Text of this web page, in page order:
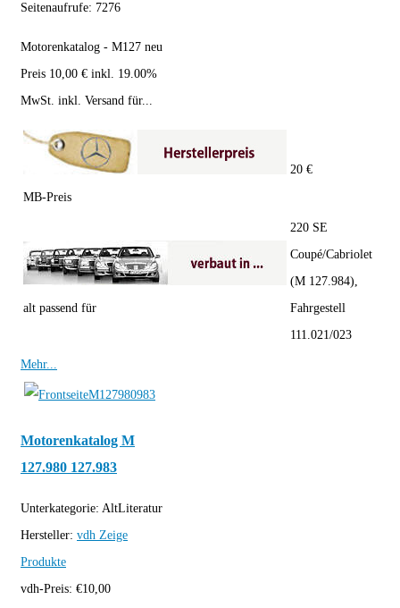
Seitenaufrufe: 7276
Motorenkatalog - M127 neu
Preis 10,00 € inkl. 19.00%
MwSt. inkl. Versand für...
MB-Preis
20 €
alt passend für
220 SE
Coupé/Cabriolet
(M 127.984),
Fahrgestell
111.021/023
Mehr...
Motorenkatalog M
127.980 127.983
Unterkategorie: AltLiteratur
Hersteller: vdh Zeige
Produkte
vdh-Preis: €10,00